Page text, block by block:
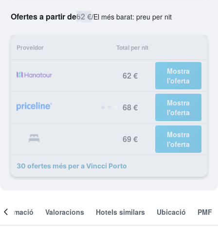
Ofertes a partir de62 €/El més barat: preu per nit
Proveïdor Total per nit
62 €
Mostra
l'oferta
68 €
Mostra
l'oferta
69 €
Mostra
l'oferta
30 ofertes més per a Vincci Porto
Valoracions Hotels similars Ubicació PMF